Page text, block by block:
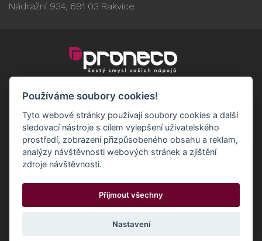
Nádražní 934, 691 03 Rakvice
GDPR - Odběratelé
GDPR - Dodavatelé
Možnosti dopravy a platby
Cookies
© 2024 Proneco
Používáme soubory cookies!
Tyto webové stránky používají soubory cookies a další
sledovací nástroje s cílem vylepšení uživatelského
prostředí, zobrazení přizpůsobeného obsahu a reklam,
analýzy návštěvnosti webových stránek a zjištění
zdroje návštěvnosti.
Přijmout všechny
Nastavení